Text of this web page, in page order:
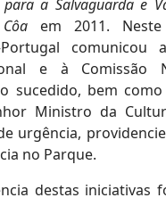
para a Salvaguarda e
em 2011.
comunicou
e à Comissão
o sucedido, bem
Ministro da
urgência,
no Parque.
destas iniciativas